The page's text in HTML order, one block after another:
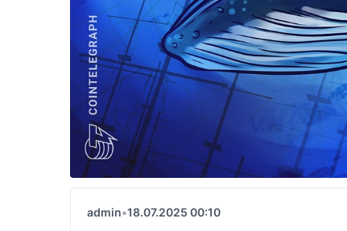
admin•18.07.2025 00:10